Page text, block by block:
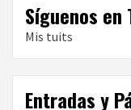
Síguenos
Mis tuits
Entradas y